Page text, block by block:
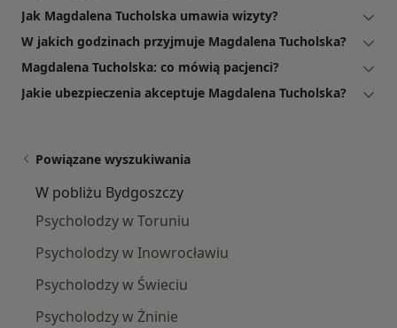
Jak Magdalena Tucholska umawia wizyty?
W jakich godzinach przyjmuje Magdalena Tucholska?
Magdalena Tucholska: co mówią pacjenci?
Jakie ubezpieczenia akceptuje Magdalena Tucholska?
Powiązane wyszukiwania
W pobliżu Bydgoszczy
Psycholodzy w Toruniu
Psycholodzy w Inowrocławiu
Psycholodzy w Świeciu
Psycholodzy w Żninie